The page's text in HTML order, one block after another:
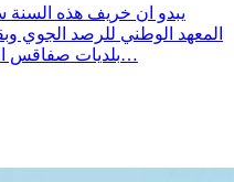
يبدو ان خريف هذه
المعهد الوطني للرصد الجوي
بلديات صفاقس الى الاسراع في القيام بعمليّة تنظيف…